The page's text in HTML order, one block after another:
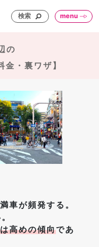
検索 menu
の
・裏ワザ】
車が頻発する。
高めの傾向であ